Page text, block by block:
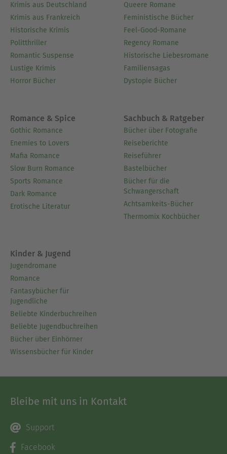
Kulturkreises der deutschen Wirtschaft im BDI e.
V. an.
Ausblenden
Krimis aus Deutschland
Krimis aus Frankreich
Historische Krimis
Politthriller
Romantic Suspense
Lustige Krimis
Horror Bücher
Queere Romane
Feministische Bücher
Feel-Good-Romane
Regency Romane
Historische Liebesromane
Familiensagas
Dystopie Bücher
Romance & Spice
Gothic Romance
Enemies to Lovers
Mafia Romance
Slow Burn Romance
Sports Romance
Dark Romance
Erotische Literatur
Sachbuch & Ratgeber
Bücher über Fotografie
Reiseberichte
Reiseführer
Bastelbücher
Bücher für die
Schwangerschaft
Achtsamkeits-Bücher
Thermomix Kochbücher
Kinder & Jugend
Jugendromane
Romance
Fantasybücher für
Jugendliche
Beliebte Kinderbuchreihen
Beliebte Jugendbuchreihen
Bücher über Einhörner
Wissensbücher für Kinder
Bleibe mit uns in Kontakt
Support
Facebook